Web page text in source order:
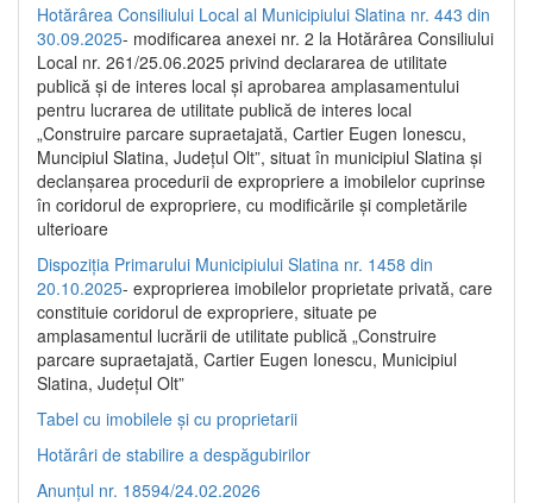
Hotărârea Consiliului Local al Municipiului Slatina nr. 443 din
30.09.2025- modificarea anexei nr. 2 la Hotărârea Consiliului
Local nr. 261/25.06.2025 privind declararea de utilitate
publică şi de interes local şi aprobarea amplasamentului
pentru lucrarea de utilitate publică de interes local
„Construire parcare supraetajată, Cartier Eugen Ionescu,
Muncipiul Slatina, Judeţul Olt”, situat în municipiul Slatina şi
declanşarea procedurii de expropriere a imobilelor cuprinse
în coridorul de expropriere, cu modificările şi completările
ulterioare
Dispoziția Primarului Municipiului Slatina nr. 1458 din
20.10.2025- exproprierea imobilelor proprietate privată, care
constituie coridorul de expropriere, situate pe
amplasamentul lucrării de utilitate publică „Construire
parcare supraetajată, Cartier Eugen Ionescu, Municipiul
Slatina, Județul Olt”
Tabel cu imobilele și cu proprietarii
Hotărâri de stabilire a despăgubirilor
Anunțul nr. 18594/24.02.2026